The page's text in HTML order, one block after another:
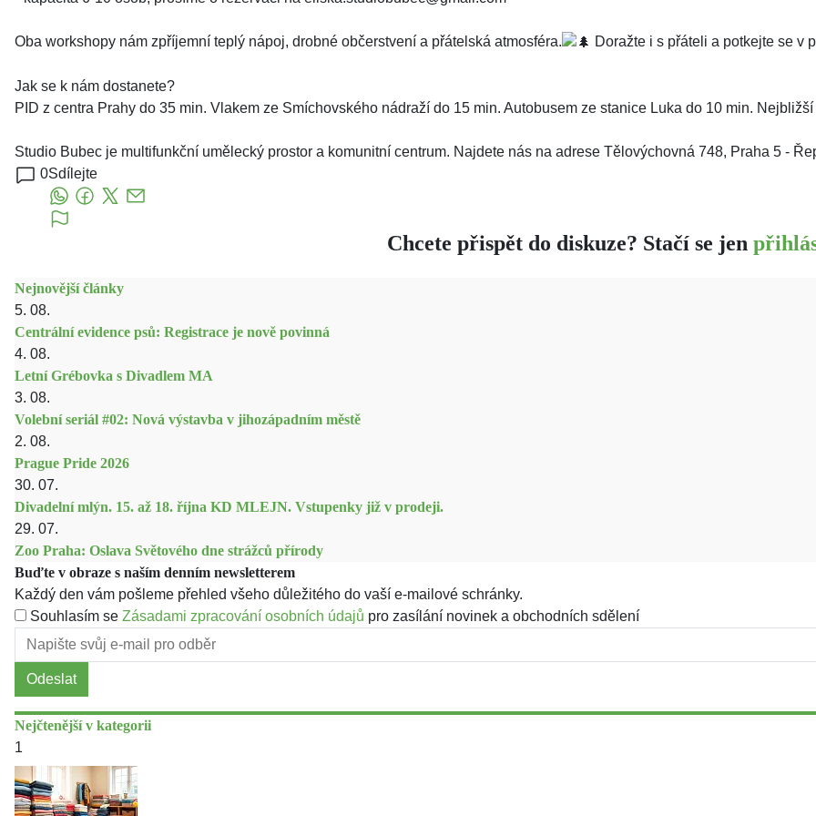
Oba workshopy nám zpříjemní teplý nápoj, drobné občerstvení a přátelská atmosféra. Doražte i s přáteli a potkejte se v
Jak se k nám dostanete?
PID z centra Prahy do 35 min. Vlakem ze Smíchovského nádraží do 15 min. Autobusem ze stanice Luka do 10 min.
Studio Bubec je multifunkční umělecký prostor a komunitní centrum. Najdete nás na adrese Tělovýchovná 748, Praha 5 -
0Sdílejte
Chcete přispět do diskuze? Stačí se jen
Nejnovější články
5. 08.
Centrální evidence psů: Registrace je nově povinná
4. 08.
Letní Grébovka s Divadlem MA
3. 08.
Volební seriál #02: Nová výstavba v jihozápadním městě
2. 08.
Prague Pride 2026
30. 07.
Divadelní mlýn. 15. až 18. října KD MLEJN. Vstupenky již v prodeji.
29. 07.
Zoo Praha: Oslava Světového dne strážců přírody
Buďte v obraze s naším denním newsletterem
Každý den vám pošleme přehled všeho důležitého do vaší e-mailové schránky.
Souhlasím se Zásadami zpracování osobních údajů pro zasílání novinek a obchodních sdělení
Odeslat
Nejčtenější v kategorii
1